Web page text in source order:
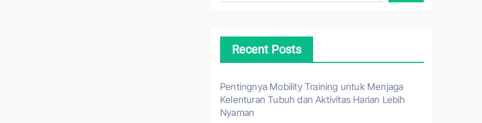
Recent Posts
Pentingnya Mobility Training untuk Menjaga
Kelenturan Tubuh dan Aktivitas Harian Lebih
Nyaman